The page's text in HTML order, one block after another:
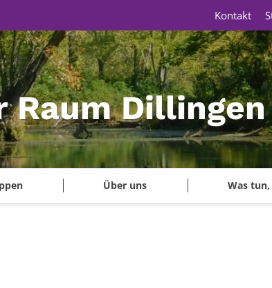
Raum Dillingen
Über uns Was
Kontakt